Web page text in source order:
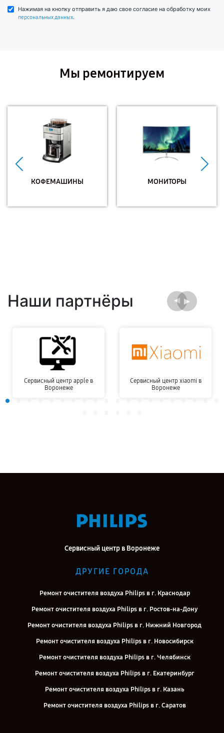
Нажимая на кнопку отправить я даю свое согласие на обработку моих
персональных данных.
Мы ремонтируем
КОФЕМАШИНЫ МОНИТОРЫ
Наши партнёры
Сервисный центр apple в
Воронеже
Сервисный центр xiaomi в
Воронеже
Сервисный центр в Воронеже
ДРУГИЕ ГОРОДА
Ремонт очистителя воздуха Philips в г. Краснодар
Ремонт очистителя воздуха Philips в г. Ростов-на-Дону
Ремонт очистителя воздуха Philips в г. Нижний Новгород
Ремонт очистителя воздуха Philips в г. Новосибирск
Ремонт очистителя воздуха Philips в г. Челябинск
Ремонт очистителя воздуха Philips в г. Екатеринбург
Ремонт очистителя воздуха Philips в г. Казань
Ремонт очистителя воздуха Philips в г. Саратов